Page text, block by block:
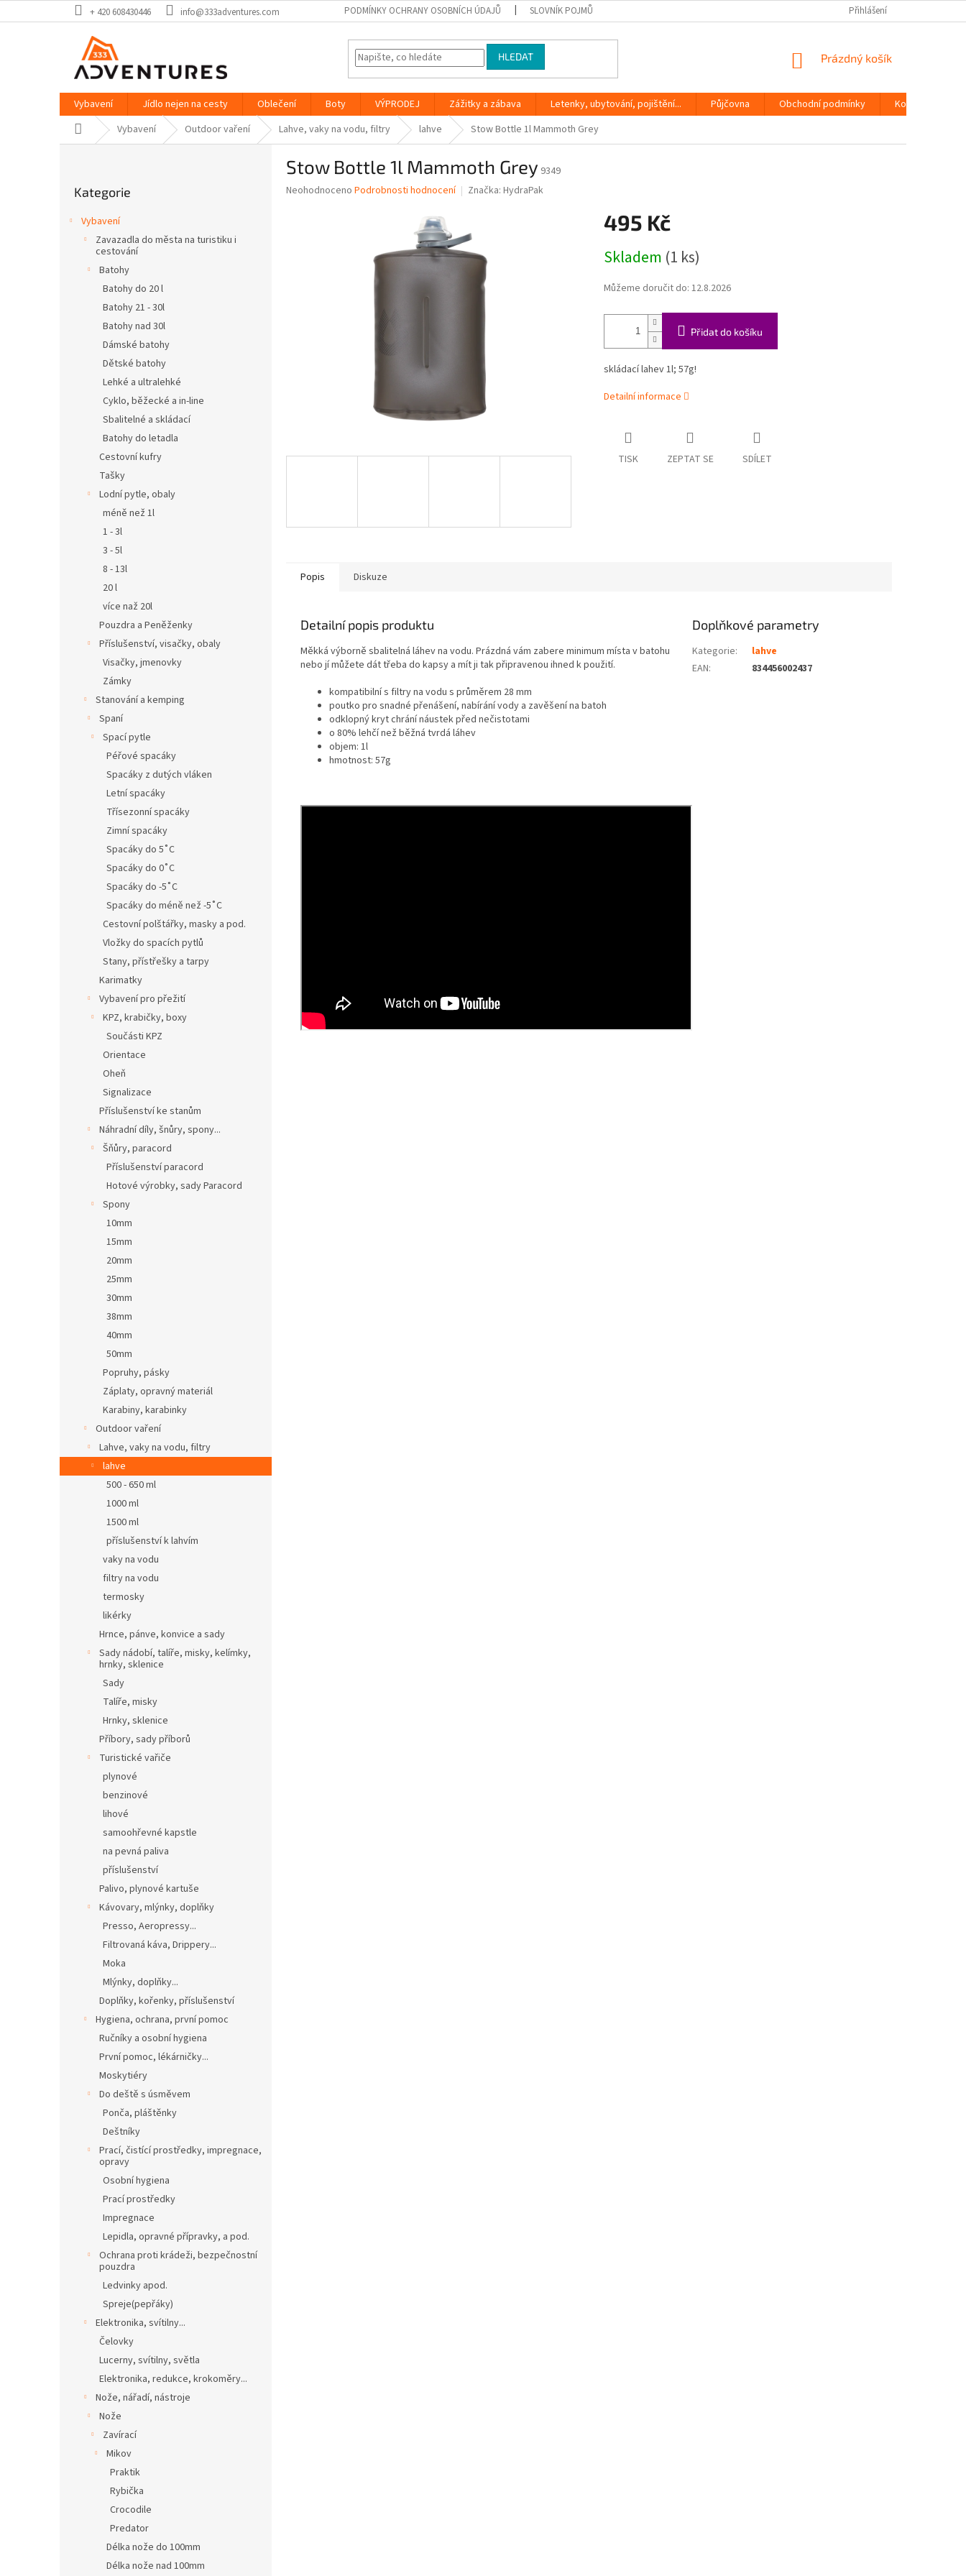
na
+ 420 608430446 info@333adventures.com PODMÍNKY OCHRANY OSOBNÍCH ÚDAJŮ SLOVNÍK POJMŮ Přihlášení
HLEDAT
NÁKUPNÍ
Prázdný košík
Vybavení Jídlo nejen na cesty Oblečení Boty VÝPRODEJ Zážitky a zábava Letenky, ubytování, pojištění... Půjčovna Obchodní podmínky
Kontakty
Domů Vybavení Outdoor vaření Lahve, vaky na vodu, filtry lahve Stow Bottle 1l Mammoth Grey
kategorie
Kategorie
Vybavení
Zavazadla do města na turistiku i
cestování
Batohy
Batohy do 20 l
Batohy 21 - 30l
Batohy nad 30l
Dámské batohy
Dětské batohy
Lehké a ultralehké
Cyklo, běžecké a in-line
Sbalitelné a skládací
Batohy do letadla
Cestovní kufry
Tašky
Lodní pytle, obaly
méně než 1l
1 - 3l
3 - 5l
8 - 13l
20 l
více naž 20l
Pouzdra a Peněženky
Příslušenství, visačky, obaly
Visačky, jmenovky
Zámky
Stanování a kemping
Spaní
Spací pytle
Péřové spacáky
Spacáky z dutých vláken
Letní spacáky
Třísezonní spacáky
Zimní spacáky
Spacáky do 5˚C
Spacáky do 0˚C
Spacáky do -5˚C
Spacáky do méně než -5˚C
Cestovní polštářky, masky a pod.
Vložky do spacích pytlů
Stany, přístřešky a tarpy
Karimatky
Vybavení pro přežití
KPZ, krabičky, boxy
Součásti KPZ
Orientace
Oheň
Signalizace
Příslušenství ke stanům
Náhradní díly, šnůry, spony...
Šňůry, paracord
Příslušenství paracord
Hotové výrobky, sady Paracord
Spony
10mm
15mm
20mm
25mm
30mm
38mm
40mm
50mm
Popruhy, pásky
Záplaty, opravný materiál
Karabiny, karabinky
Outdoor vaření
Lahve, vaky na vodu, filtry
lahve
500 - 650 ml
1000 ml
1500 ml
příslušenství k lahvím
vaky na vodu
filtry na vodu
termosky
likérky
Hrnce, pánve, konvice a sady
Sady nádobí, talíře, misky, kelímky,
hrnky, sklenice
Sady
Talíře, misky
Hrnky, sklenice
Příbory, sady příborů
Turistické vařiče
plynové
benzinové
lihové
samoohřevné kapstle
na pevná paliva
příslušenství
Palivo, plynové kartuše
Kávovary, mlýnky, doplňky
Presso, Aeropressy...
Filtrovaná káva, Drippery...
Moka
Mlýnky, doplňky...
Doplňky, kořenky, příslušenství
Hygiena, ochrana, první pomoc
Ručníky a osobní hygiena
První pomoc, lékárničky...
Moskytiéry
Do deště s úsměvem
Ponča, pláštěnky
Deštníky
Prací, čistící prostředky, impregnace,
opravy
Osobní hygiena
Prací prostředky
Impregnace
Lepidla, opravné přípravky, a pod.
Ochrana proti krádeži, bezpečnostní
pouzdra
Ledvinky apod.
Spreje(pepřáky)
Elektronika, svítilny...
Čelovky
Lucerny, svítilny, světla
Elektronika, redukce, krokoměry...
Nože, nářadí, nástroje
Nože
Zavírací
Mikov
Praktik
Rybička
Crocodile
Predator
Délka nože do 100mm
Délka nože nad 100mm
Stow Bottle 1l Mammoth Grey 9349
Průměrné
Neohodnoceno Podrobnosti hodnocení Značka: HydraPak
495 Kč
cena:
Skladem (1 ks)
Můžeme doručit do: 12.8.2026
Přidat do košíku
skládací lahev 1l; 57g!
Detailní informace
TISK ZEPTAT SE SDÍLET
Popis Diskuze
Detailní popis produktu
Měkká výborně sbalitelná láhev na vodu. Prázdná vám zabere minimum místa v batohu
nebo jí můžete dát třeba do kapsy a mít ji tak připravenou ihned k použití.
kompatibilní s filtry na vodu s průměrem 28 mm
poutko pro snadné přenášení, nabírání vody a zavěšení na batoh
odklopný kryt chrání náustek před nečistotami
o 80% lehčí než běžná tvrdá láhev
objem: 1l
hmotnost: 57g
Doplňkové parametry
Kategorie:
lahve
EAN: 834456002437